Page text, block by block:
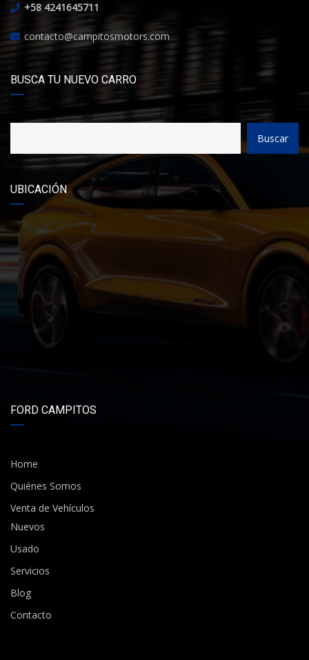
+58 4241645711
contacto@campitosmotors.com
BUSCA TU NUEVO CARRO
Buscar
UBICACIÓN
FORD CAMPITOS
Home
Quiénes Somos
Venta de Vehículos
Nuevos
Usado
Servicios
Blog
Contacto